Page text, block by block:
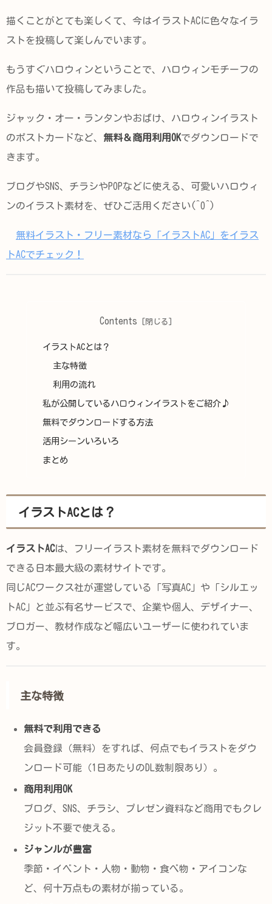
描くことがとても楽しくて、今はイラストACに色々なイラ
ストを投稿して楽しんでいます。
もうすぐハロウィンということで、ハロウィンモチーフの
作品も描いて投稿してみました。
ジャック・オー・ランタンやおばけ、ハロウィンイラスト
のポストカードなど、 無料＆商用利用OKでダウンロードで
きます。
ブログやSNS、チラシやPOPなどに使える、可愛いハロウィ
ンのイラスト素材を、ぜひご活用ください(^O^)
無料イラスト・フリー素材なら「イラストAC」をイラス
トACでチェック！
Contents
イラストACとは？
主な特徴
利用の流れ
私が公開しているハロウィンイラストをご紹介♪
無料でダウンロードする方法
活用シーンいろいろ
まとめ
イラストACとは？
イラストACは、フリーイラスト素材を無料でダウンロード
できる日本最大級の素材サイトです。
同じACワークス社が運営している「写真AC」や「シルエッ
トAC」と並ぶ有名サービスで、企業や個人、デザイナー、
ブロガー、教材作成など幅広いユーザーに使われていま
す。
主な特徴
無料で利用できる
会員登録（無料）をすれば、何点でもイラストをダウ
ンロード可能（1日あたりのDL数制限あり）。
商用利用OK
ブログ、SNS、チラシ、プレゼン資料など商用でもクレ
ジット不要で使える。
ジャンルが豊富
季節・イベント・人物・動物・食べ物・アイコンな
ど、何十万点もの素材が揃っている。